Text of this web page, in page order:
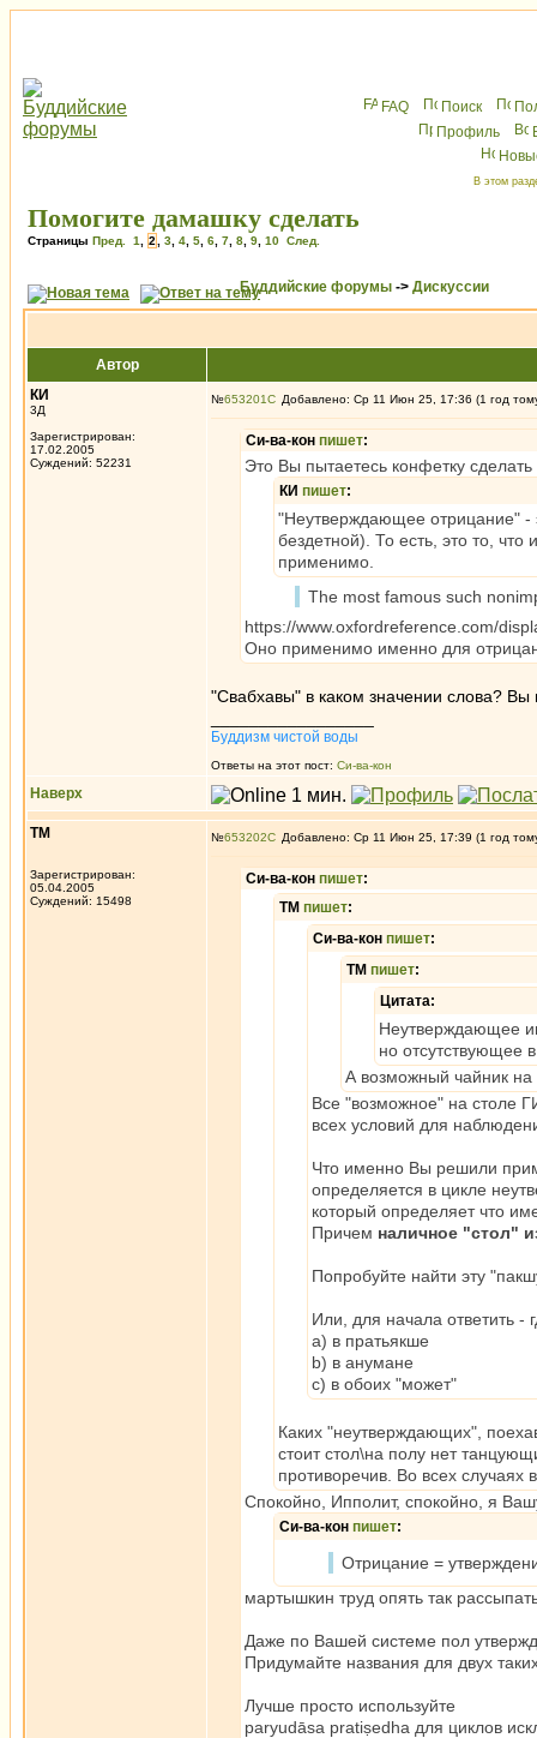
FAQ Поиск
Профиль
В этом
Помогите дамашку сделать
Страницы Пред. 1 2 3 4 5 6 7 8 9 10 След.
Буддийские форумы -> Дискуссии
Автор
КИ
3Д
Зарегистрирован:
17.02.2005
Суждений: 52231
№653201 Добавлено: Ср 11 Июн 25, 17:36 (1 год
Си-ва-кон пишет:
Это Вы пытаетесь конфетку
КИ пишет:
"Неутверждающее отрицание" -
бездетной). То есть, это то,
применимо.
The most famous such
https://www.oxfordreference.com/
Оно применимо именно для
"Свабхавы" в каком значении слова? Вы
Буддизм чистой воды
Ответы на этот пост: Си-ва-кон
Наверх
ТМ
Зарегистрирован:
05.04.2005
Суждений: 15498
№653202 Добавлено: Ср 11 Июн 25, 17:39 (1 год
Си-ва-кон пишет:
ТМ пишет:
Си-ва-кон пишет:
ТМ пишет:
Цитата:
Неутверждающее
но отсутствующее
А возможный чайник
Все "возможное" на столе
всех условий для
Что именно Вы решили
определяется в цикле
который определяет что
Причем наличное "стол"
Попробуйте найти эту
Или, для начала ответить -
a) в пратьякше
b) в анумане
с) в обоих "может"
Каких "неутверждающих",
стоит стол\на полу нет
противоречив. Во всех
Спокойно, Ипполит, спокойно, я
Си-ва-кон пишет:
Отрицание =
мартышкин труд опять так
Даже по Вашей системе пол
Придумайте названия для двух
Лучше просто используйте
paryudāsa pratiṣedha для циклов